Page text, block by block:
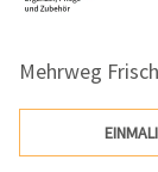
Mehrweg